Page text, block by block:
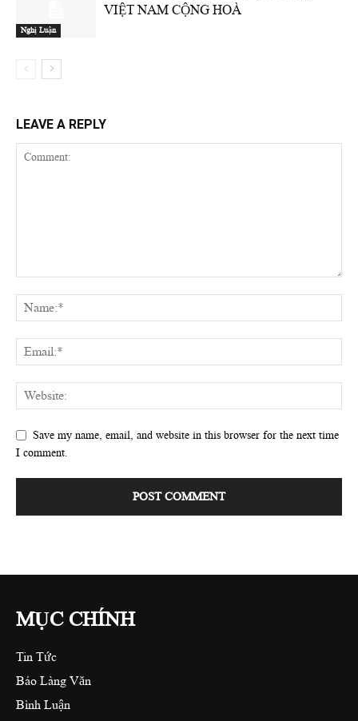
Nghị Luận
VIỆT NAM CỘNG HOÀ
LEAVE A REPLY
Save my name, email, and website in this browser for the next time
I comment.
MỤC CHÍNH
Tin Tức
Báo Làng Văn
Bình Luận